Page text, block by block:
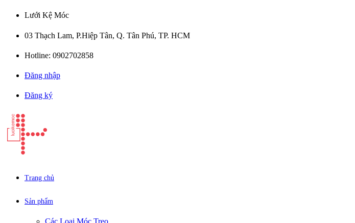
Lưới Kệ Móc
03 Thạch Lam, P.Hiệp Tân, Q. Tân Phú, TP. HCM
Hotline: 0902702858
Đăng nhập
Đăng ký
Trang chủ
Sản phẩm